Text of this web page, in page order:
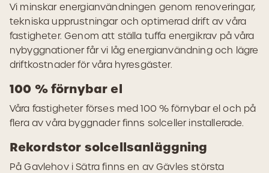
Vi minskar energianvändningen genom renoveringar,
tekniska upprustningar och optimerad drift av våra
fastigheter. Genom att ställa tuffa energikrav på våra
nybyggnationer får vi låg energianvändning och lägre
driftkostnader för våra hyresgäster.
100 % förnybar el
Våra fastigheter förses med 100 % förnybar el och på
flera av våra byggnader finns solceller installerade.
Rekordstor solcellsanläggning
På Gavlehov i Sätra finns en av Gävles största